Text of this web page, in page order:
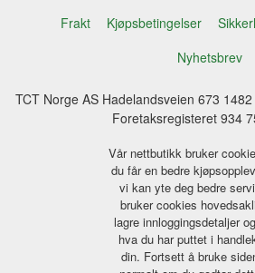
Frakt Kjøpsbetingelser
Nyhetsbrev
TCT Norge AS Hadelandsveien 673
Foretaksregisteret 934
Vår nettbutikk bruker
du får en bedre
vi kan yte deg bedre
bruker cookies
lagre innloggingsdetaljer
hva du har puttet i
din. Fortsett å bruke